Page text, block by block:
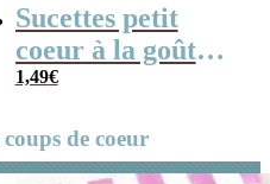
Sucettes petit
coeur à la goût
cerise x5
1,49€
de coeur